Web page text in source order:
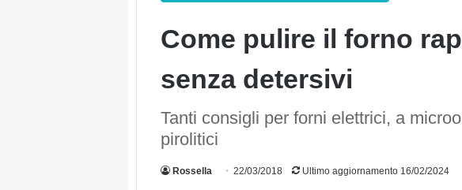
Come pulire il forno
senza detersivi
Tanti consigli per forni elettrici, a
pirolitici
Rossella 22/03/2018 Ultimo aggiornamento 16/02/2024